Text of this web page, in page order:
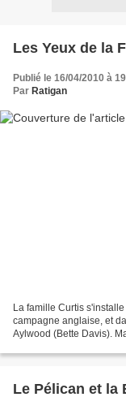
Les Yeux de la
Publié le 16/04/2010 à
Par Ratigan
La famille Curtis
campagne anglaise, et
Aylwood (Bette Davis).
Le Pélican et la